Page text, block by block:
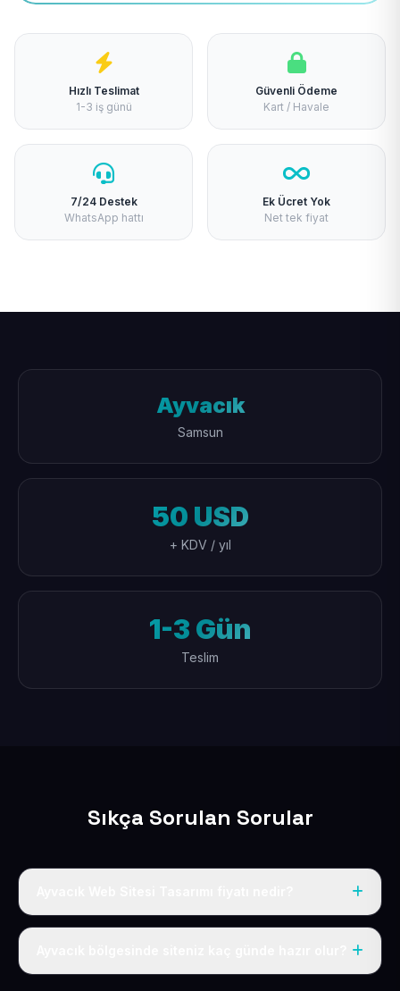
Hızlı Teslimat
1-3 iş günü
Güvenli Ödeme
Kart / Havale
7/24 Destek
WhatsApp hattı
Ek Ücret Yok
Net tek fiyat
Ayvacık
Samsun
50 USD
+ KDV / yıl
1-3 Gün
Teslim
Sıkça Sorulan Sorular
Tek fiyat uygulanır: yıllık 50 USD + KDV. Bu bedele alan